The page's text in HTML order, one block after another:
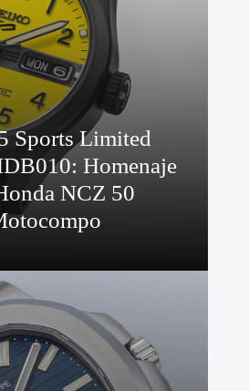
Sports Limited
Homenaje
NCZ 50